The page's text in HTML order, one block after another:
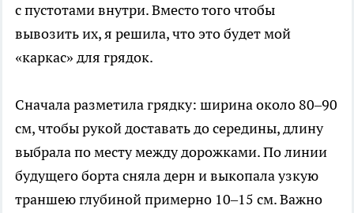
с пустотами внутри. Вместо того чтобы
вывозить их, я решила, что это будет мой
«каркас» для грядок.
Сначала разметила грядку: ширина около 80–90
см, чтобы рукой доставать до середины, длину
выбрала по месту между дорожками. По линии
будущего борта сняла дерн и выкопала узкую
траншею глубиной примерно 10–15 см. Важно